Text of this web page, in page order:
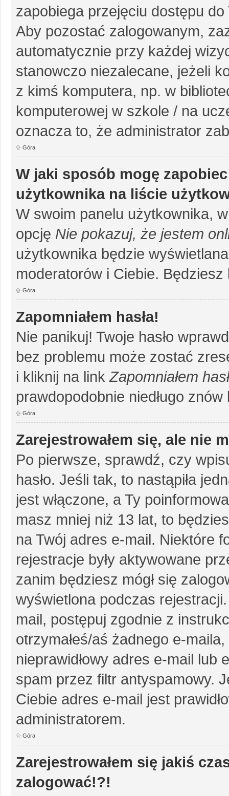
zapobiega przejęciu dostępu
Aby pozostać zalogowanym,
automatycznie przy każdej
stanowczo niezalecane, jeżeli
z kimś komputera, np. w
komputerowej w szkole / na
oznacza to, że administrator
Góra
W jaki sposób mogę
użytkownika na liście
W swoim panelu użytkownika,
opcję Nie pokazuj, że jestem
użytkownika będzie
moderatorów i Ciebie.
Góra
Zapomniałem hasła!
Nie panikuj! Twoje hasło
bez problemu może zostać
i kliknij na link Zapomniałem
prawdopodobnie niedługo
Góra
Zarejestrowałem się, ale nie
Po pierwsze, sprawdź, czy
hasło. Jeśli tak, to nastąpiła
jest włączone, a Ty
masz mniej niż 13 lat, to
na Twój adres e-mail. Niektóre
rejestracje były aktywowane
zanim będziesz mógł się
wyświetlona podczas
mail, postępuj zgodnie z
otrzymałeś/aś żadnego e-
nieprawidłowy adres e-mail lub
spam przez filtr antyspamowy.
Ciebie adres e-mail jest
administratorem.
Góra
Zarejestrowałem się jakiś
zalogować!?!